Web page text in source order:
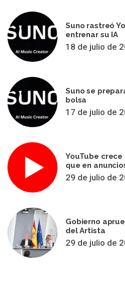
Suno rastreó
entrenar su IA
18 de julio de
Suno se
bolsa
17 de julio de
YouTube crece
que en
29 de julio de
Gobierno
del Artista
29 de julio de